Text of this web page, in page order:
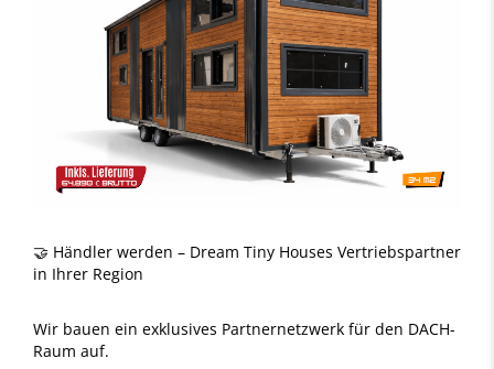
🤝 Händler werden – Dream Tiny Houses Vertriebspartner
in Ihrer Region
Wir bauen ein exklusives Partnernetzwerk für den DACH-
Raum auf.